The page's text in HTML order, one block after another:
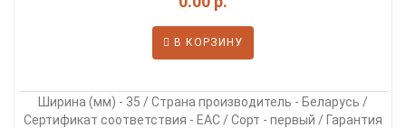
В КОРЗИНУ
Ширина (мм) - 35 / Страна производитель - Беларусь /
Сертификат соответствия - EAC / Сорт - первый / Гарантия